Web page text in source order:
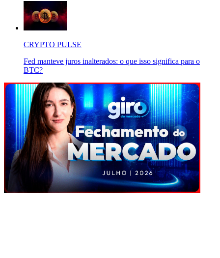
CRYPTO PULSE
Fed manteve juros inalterados: o que isso significa para o
BTC?